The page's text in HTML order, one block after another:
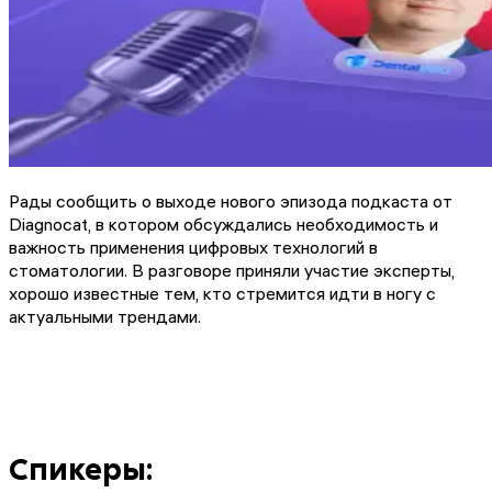
Рады сообщить о выходе нового эпизода подкаста от
Diagnocat, в котором обсуждались необходимость и
важность применения цифровых технологий в
стоматологии. В разговоре приняли участие эксперты,
хорошо известные тем, кто стремится идти в ногу с
актуальными трендами.
Спикеры: